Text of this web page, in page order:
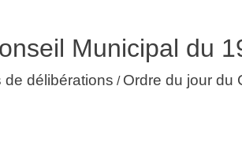
Municipal du
de délibérations / Ordre du jour du